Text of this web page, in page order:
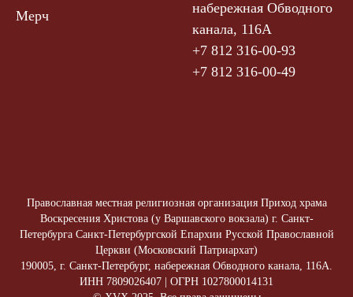
Мерч
набережная Обводного
канала, 116А
+7 812 316-00-93
+7 812 316-00-49
Православная местная религиозная организация Приход храма
Воскресения Христова (у Варшавского вокзала) г. Санкт-
Петербурга Санкт-Петербургской Епархии Русской Православной
Церкви (Московский Патриархат)
190005, г. Санкт-Петербург, набережная Обводного канала, 116А.
ИНН 7809026407 | ОГРН 1027800014131